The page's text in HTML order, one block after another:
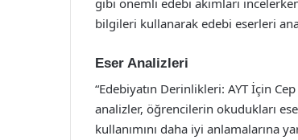
bilgileri kullanarak edebi eserleri
Eser Analizleri
“Edebiyatın Derinlikleri: AYT İçin
analizler, öğrencilerin okudukları
kullanımını daha iyi anlamalarına